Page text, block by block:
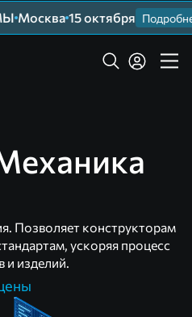
Москва 15 октября Подробнее
Позволяет конструкторам
ускоряя процесс
и изделий.